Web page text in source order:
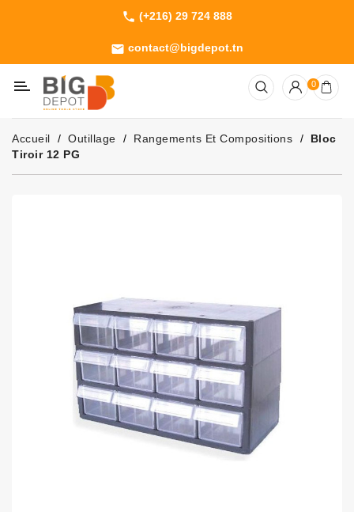
phone (+216) 29 724 888
email contact@bigdepot.tn
Machines
Outillage
Jardinage
Consommables
0
Accueil Outillage Rangements Et Compositions
Bloc
Tiroir 12 PG